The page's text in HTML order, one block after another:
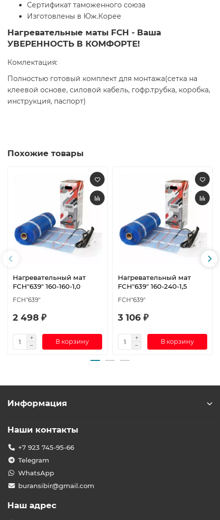
Сертификат таможенного союза
Изготовлены в Юж.Корее
Нагревательные маты FCH - Ваша
УВЕРЕННОСТЬ В КОМФОРТЕ!
Комлектация:
Полностью готовый комплект для монтажа(сетка на
клеевой основе, силовой кабель, гофр.трубка, коробка,
инструкция, паспорт)
Похожие товары
Нагревательный мат
FCH"639" 160-160-1,0
FCH"639"
2 498 ₽
В корзину
Нагревательный мат
FCH"639" 160-240-1,5
FCH"639"
3 106 ₽
В корзину
Информация
Наши контакты
+7 923 745-95-66
Telegram
WhatsApp
buransibir@gmail.com
Наш адрес